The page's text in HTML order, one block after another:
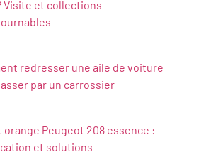
Visite et collections
redresser une aile de voiture
par un carrossier
orange Peugeot 208 essence :
et solutions